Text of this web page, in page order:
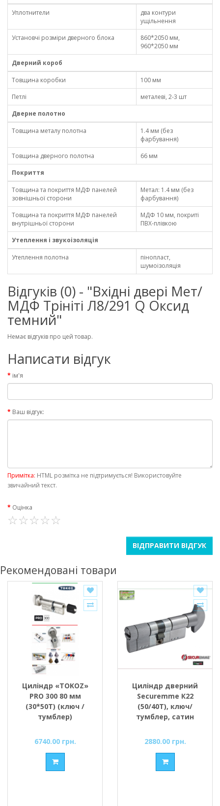
Уплотнители
два контури
ущільнення
Установчі розміри дверного блока
860*2050 мм,
960*2050 мм
Дверний короб
Товщина коробки
100 мм
Петлі
металеві, 2-3 шт
Дверне полотно
Товщина металу полотна
1.4 мм (без
фарбування)
Товщина дверного полотна
66 мм
Покриття
Товщина та покриття МДФ панелей
зовнішньої сторони
Метал: 1.4 мм (без
фарбування)
Товщина та покриття МДФ панелей
внутрішньої сторони
МДФ 10 мм, покриті
ПВХ-плівкою
Утеплення і звукоізоляція
Утеплення полотна
пінопласт,
шумоізоляція
Відгуків (0) - "Вхідні двері Мет/
МДФ Трініті Л8/291 Q Оксид
темний"
Немає відгуків про цей товар.
Написати відгук
ім'я
Ваш відгук:
Примітка: HTML розмітка не підтримується! Використовуйте
звичайний текст.
Оцінка
ВІДПРАВИТИ ВІДГУК
Рекомендовані товари
Циліндр «TOKOZ»
PRO 300 80 мм
(30*50T) (ключ /
тумблер)
6740.00 грн.
Циліндр дверний
Securemme К22
(50/40Т), ключ/
тумблер, сатин
2880.00 грн.